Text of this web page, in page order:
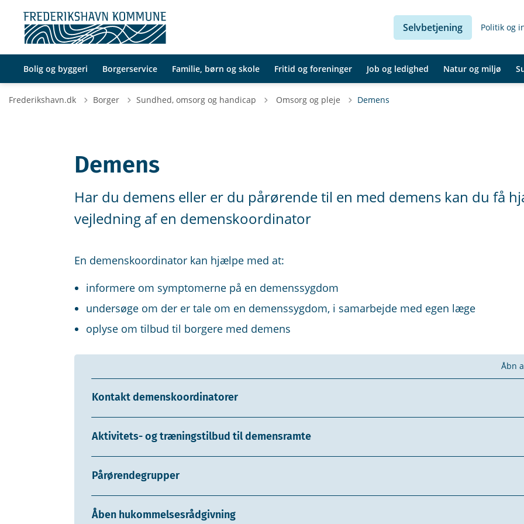
Selvbetjening Politik og
Bolig og byggeri Borgerservice Familie, børn og skole Fritid og foreninger Job og ledighed Natur og miljø
Frederikshavn.dk Borger Sundhed, omsorg og handicap Tilbage til
Omsorg og pleje Demens
Demens
Har du demens eller er du pårørende til en med demens kan du få
vejledning af en demenskoordinator
En demenskoordinator kan hjælpe med at:
informere om symptomerne på en demenssygdom
undersøge om der er tale om en demenssygdom, i samarbejde med egen læge
oplyse om tilbud til borgere med demens
Åbn
Kontakt demenskoordinatorer
Aktivitets- og træningstilbud til demensramte
Pårørendegrupper
Åben hukommelsesrådgivning